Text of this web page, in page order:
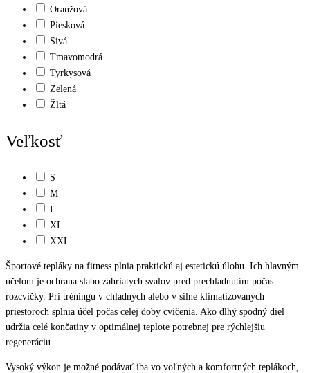
Oranžová
Piesková
Sivá
Tmavomodrá
Tyrkysová
Zelená
Žltá
Veľkosť
S
M
L
XL
XXL
Športové tepláky na fitness plnia praktickú aj estetickú úlohu. Ich hlavným
účelom je ochrana slabo zahriatych svalov pred prechladnutím počas
rozcvičky. Pri tréningu v chladných alebo v silne klimatizovaných
priestoroch splnia účel počas celej doby cvičenia. Ako dlhý spodný diel
udržia celé končatiny v optimálnej teplote potrebnej pre rýchlejšiu
regeneráciu.
Vysoký výkon je možné podávať iba vo voľných a komfortných teplákoch,